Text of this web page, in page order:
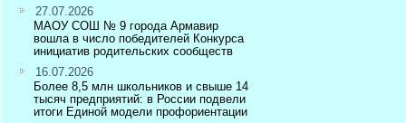
27.07.2026
МАОУ СОШ № 9 города Армавир
вошла в число победителей Конкурса
инициатив родительских сообществ
16.07.2026
Более 8,5 млн школьников и свыше 14
тысяч предприятий: в России подвели
итоги Единой модели профориентации